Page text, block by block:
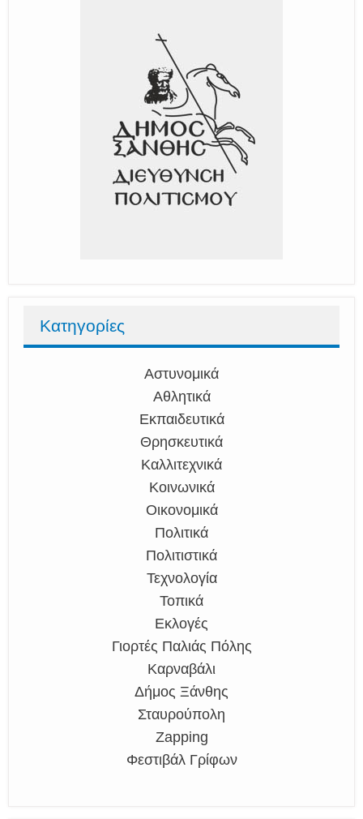
Κατηγορίες
Αστυνομικά
Αθλητικά
Εκπαιδευτικά
Θρησκευτικά
Καλλιτεχνικά
Κοινωνικά
Οικονομικά
Πολιτικά
Πολιτιστικά
Τεχνολογία
Τοπικά
Εκλογές
Γιορτές Παλιάς Πόλης
Καρναβάλι
Δήμος Ξάνθης
Σταυρούπολη
Zapping
Φεστιβάλ Γρίφων